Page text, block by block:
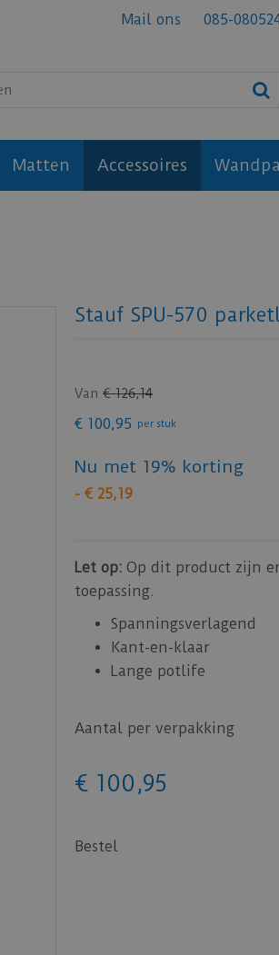
Mail ons 085-
Matten Accessoires
Stauf SPU-570
Van € 126,14
€ 100,95 per stuk
Nu met 19% korting
- € 25,19
Let op: Op dit product zijn
toepassing.
Spanningsverlagend
Kant-en-klaar
Lange potlife
Aantal per verpakking
€ 100 ,95
Bestel